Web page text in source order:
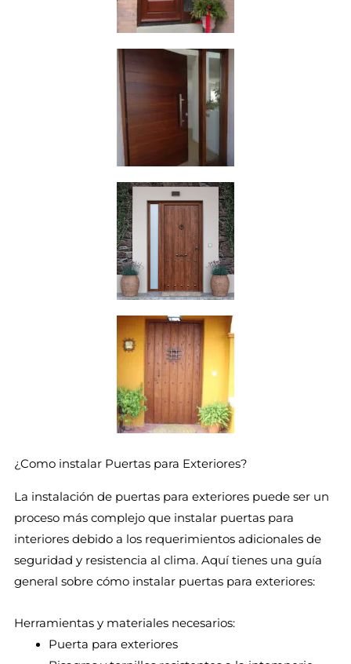
¿Como instalar Puertas para Exteriores?
La instalación de puertas para exteriores puede ser un
proceso más complejo que instalar puertas para
interiores debido a los requerimientos adicionales de
seguridad y resistencia al clima. Aquí tienes una guía
general sobre cómo instalar puertas para exteriores:
Herramientas y materiales necesarios:
Puerta para exteriores